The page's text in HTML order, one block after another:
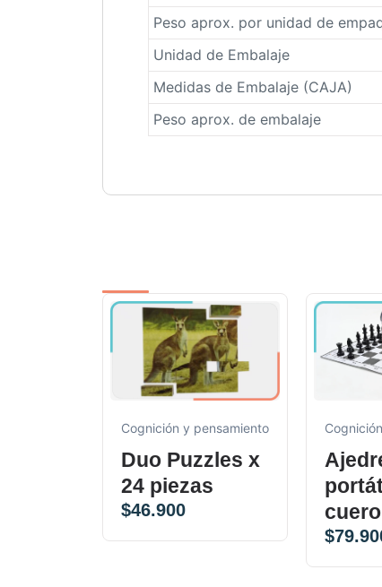
Peso aprox. por unidad de
Unidad de Embalaje
Medidas de Embalaje (CAJA)
Peso aprox. de embalaje
Cognición y pensamiento
Duo Puzzles x
24 piezas
$46.900
cuero
$